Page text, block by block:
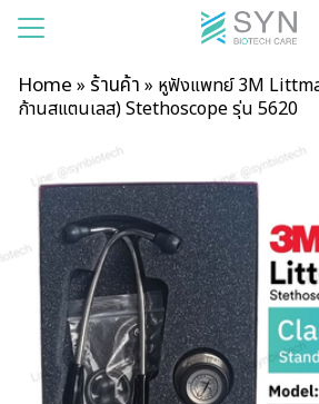
งเรา
นค้า
Home » ร้านค้า » หูฟังแพทย์ 3M
ก้านสแตนเลส) Stethoscope รุ่น 5620